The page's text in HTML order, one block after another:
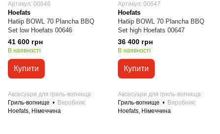
Артикул: 00646
Hoefats
Набір BOWL 70 Plancha BBQ
Set low Hoefats 00646
41 600 грн
В наявності
Купити
Аксесуари для гриль-вогнища
Гриль-вогнище
Виробник
Hoefats, Німеччина
Артикул: 00647
Hoefats
Набір BOWL 70 Plancha BBQ
Set high Hoefats 00647
36 400 грн
В наявності
Купити
Аксесуари для гриль-вогнища
Гриль-вогнище
Виробник
Hoefats, Німеччина